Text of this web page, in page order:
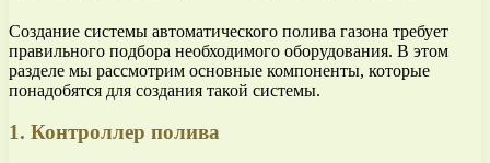
Создание системы автоматического полива газона требует
правильного подбора необходимого оборудования. В этом
разделе мы рассмотрим основные компоненты, которые
понадобятся для создания такой системы.
1. Контроллер полива